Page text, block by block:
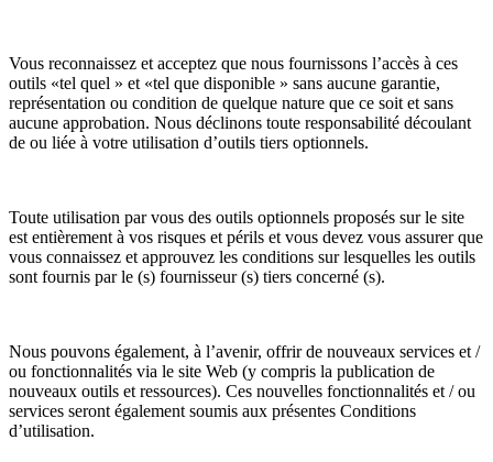
Vous reconnaissez et acceptez que nous fournissons l’accès à ces
outils «tel quel » et «tel que disponible » sans aucune garantie,
représentation ou condition de quelque nature que ce soit et sans
aucune approbation. Nous déclinons toute responsabilité découlant
de ou liée à votre utilisation d’outils tiers optionnels.
Toute utilisation par vous des outils optionnels proposés sur le site
est entièrement à vos risques et périls et vous devez vous assurer que
vous connaissez et approuvez les conditions sur lesquelles les outils
sont fournis par le (s) fournisseur (s) tiers concerné (s).
Nous pouvons également, à l’avenir, offrir de nouveaux services et /
ou fonctionnalités via le site Web (y compris la publication de
nouveaux outils et ressources). Ces nouvelles fonctionnalités et / ou
services seront également soumis aux présentes Conditions
d’utilisation.